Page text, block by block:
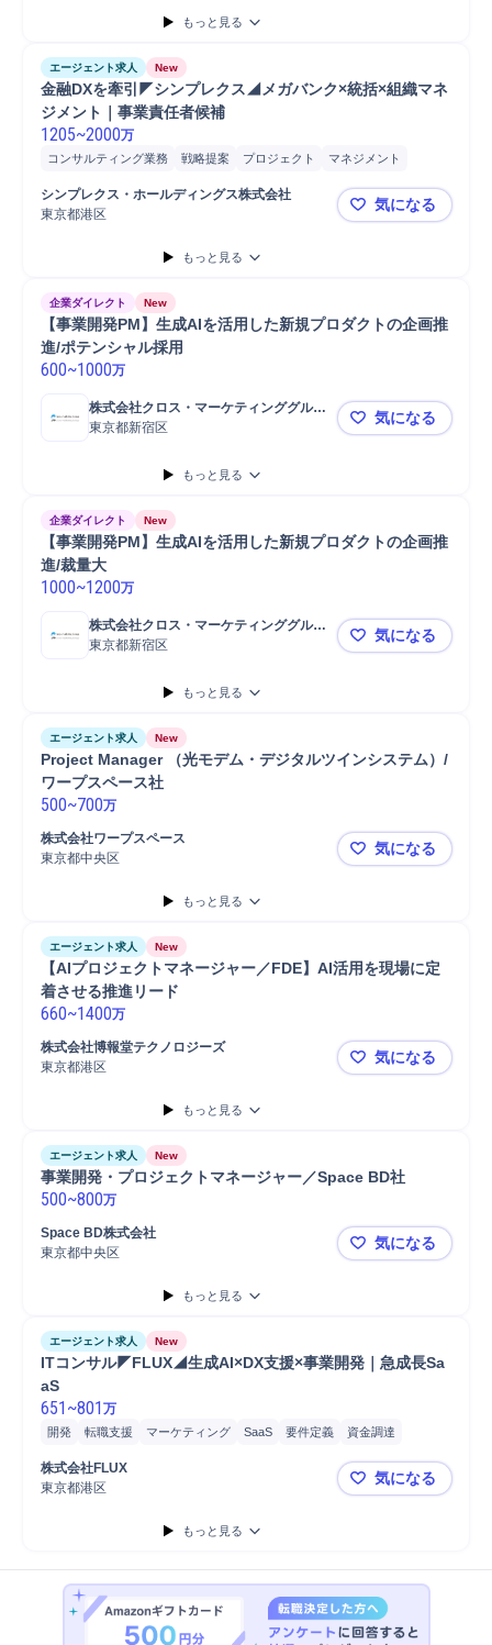
もっと見る
エージェント求人 New
金融DXを牽引◤シンプレクス◢メガバンク×統括×組織マネ
ジメント｜事業責任者候補
1205~2000万
コンサルティング業務 戦略提案 プロジェクト
マネジメント
開発プロジェクト
システム設計
システム開発
シンプレクス・ホールディングス株式会社
東京都港区
金融DXを
気になる
もっと見る
企業ダイレクト New
【事業開発PM】生成AIを活用した新規プロダクトの企画推
進/ポテンシャル採用
600~1000万
株式会社クロス・マーケティンググルー
プ
東京都新宿区 【事業開発
気になる
もっと見る
企業ダイレクト New
【事業開発PM】生成AIを活用した新規プロダクトの企画推
進/裁量大
1000~1200万
株式会社クロス・マーケティンググルー
プ
東京都新宿区 【事業開発
気になる
もっと見る
エージェント求人 New
Project Manager （光モデム・デジタルツインシステム）/
ワープスペース社
500~700万
株式会社ワープスペース
東京都中央区
Project
気になる
もっと見る
エージェント求人 New
【AIプロジェクトマネージャー／FDE】AI活用を現場に定
着させる推進リード
660~1400万
株式会社博報堂テクノロジーズ
東京都港区
【AIプロジ
気になる
もっと見る
エージェント求人 New
事業開発・プロジェクトマネージャー／Space BD社
500~800万
Space BD株式会社
東京都中央区
事業開発・
気になる
もっと見る
エージェント求人 New
ITコンサル◤FLUX◢生成AI×DX支援×事業開発｜急成長Sa
aS
651 ~801 万
開発 転職支援 マーケティング SaaS 要件定義
資金調達
プロジェクト
コンサルタント
プロダクト開発
戦略提案
株式会社FLUX
東京都港区
ITコンサル
気になる
もっと見る